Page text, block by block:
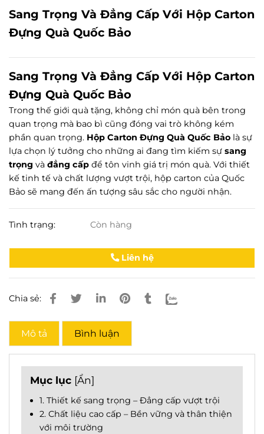
Sang Trọng Và Đẳng Cấp Với Hộp Carton
Đựng Quà Quốc Bảo
Sang Trọng Và Đẳng Cấp Với Hộp Carton
Đựng Quà Quốc Bảo
Trong thế giới quà tặng, không chỉ món quà bên trong
quan trọng mà bao bì cũng đóng vai trò không kém
phần quan trọng. Hộp Carton Đựng Quà Quốc Bảo là sự
lựa chọn lý tưởng cho những ai đang tìm kiếm sự sang
trọng và đẳng cấp để tôn vinh giá trị món quà. Với thiết
kế tinh tế và chất lượng vượt trội, hộp carton của Quốc
Bảo sẽ mang đến ấn tượng sâu sắc cho người nhận.
Tình trạng: Còn hàng
Liên hệ
Chia sẻ:
Mô tả Bình luận
Mục lục [Ẩn]
1. Thiết kế sang trọng – Đẳng cấp vượt trội
2. Chất liệu cao cấp – Bền vững và thân thiện
với môi trường